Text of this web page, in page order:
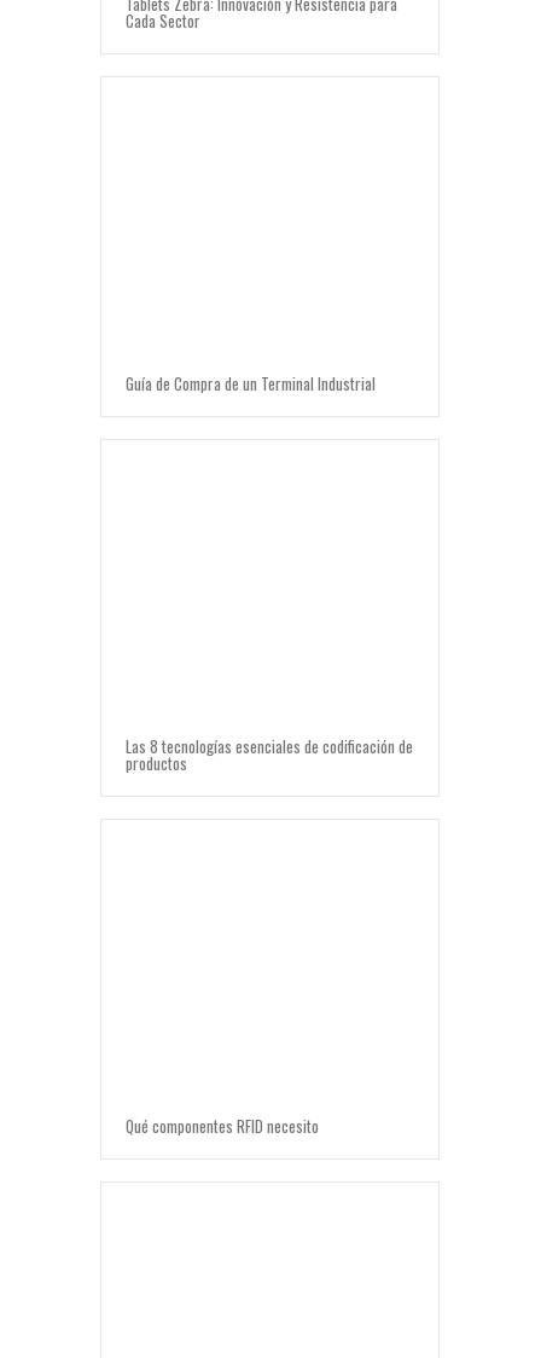
Cada Sector
Guía de Compra de un Terminal Industrial
Las 8 tecnologías esenciales de codificación de
productos
Qué componentes RFID necesito